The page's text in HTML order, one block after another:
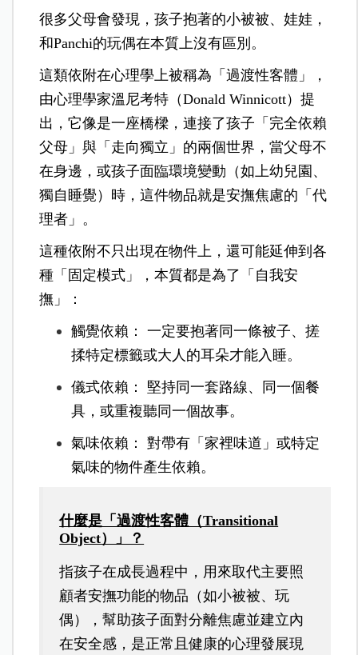
很多父母會發現，孩子抱著的小被被、娃娃，
和Panchi的玩偶在本質上沒有區別。
這類依附在心理學上被稱為「過渡性客體」，
由心理學家溫尼考特（Donald Winnicott）提
出，它像是一座橋樑，連接了孩子「完全依賴
父母」與「走向獨立」的兩個世界，當父母不
在身邊，或孩子面臨環境變動（如上幼兒園、
獨自睡覺）時，這件物品就是安撫焦慮的「代
理者」。
這種依附不只出現在物件上，還可能延伸到各
種「固定模式」，本質都是為了「自我安
撫」：
觸覺依賴： 一定要抱著同一條被子、搓
揉特定標籤或大人的耳朵才能入睡。
儀式依賴： 堅持同一套路線、同一個餐
具，或重複聽同一個故事。
氣味依賴： 對帶有「家裡味道」或特定
氣味的物件產生依賴。
什麼是「過渡性客體（Transitional
Object）」？
指孩子在成長過程中，用來取代主要照
顧者安撫功能的物品（如小被被、玩
偶），幫助孩子面對分離焦慮並建立內
在安全感，是正常且健康的心理發展現